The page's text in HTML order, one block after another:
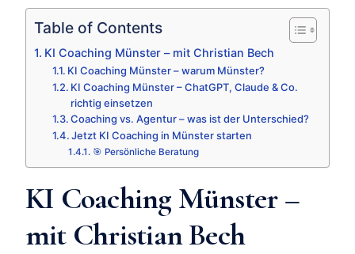
Table of Contents
KI Coaching Münster – mit Christian Bech
KI Coaching Münster – warum Münster?
KI Coaching Münster – ChatGPT, Claude & Co.
richtig einsetzen
Coaching vs. Agentur – was ist der Unterschied?
Jetzt KI Coaching in Münster starten
🎯 Persönliche Beratung
KI Coaching Münster –
mit Christian Bech